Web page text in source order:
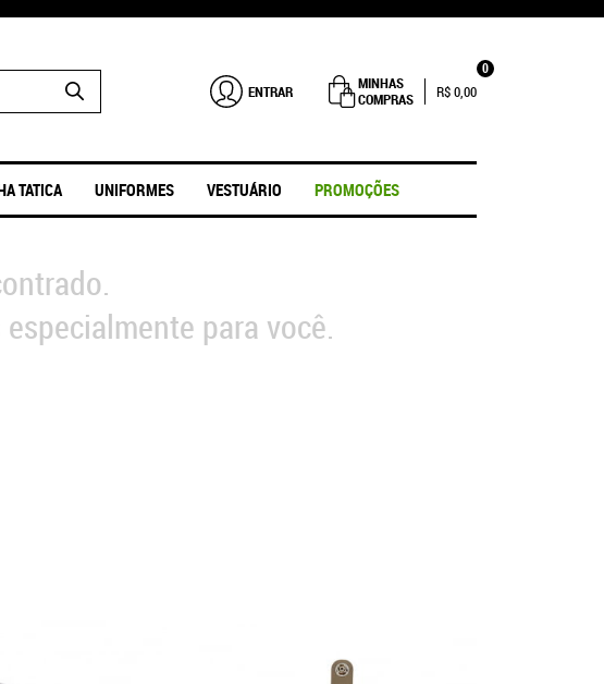
ENTRAR
MINHAS
COMPRAS
0
R$ 0,00
TATICA UNIFORMES VESTUÁRIO PROMOÇÕES
para você.